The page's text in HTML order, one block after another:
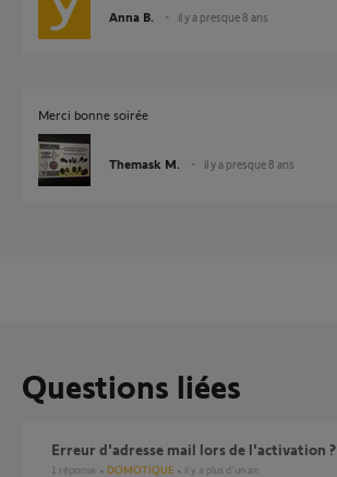
Anna B. il y a presque 8 ans
Merci bonne soirée
Themask M. il y a presque 8 ans
Questions liées
Erreur d'adresse mail lors de l'activation ?
1 réponse DOMOTIQUE il y a plus d'un an